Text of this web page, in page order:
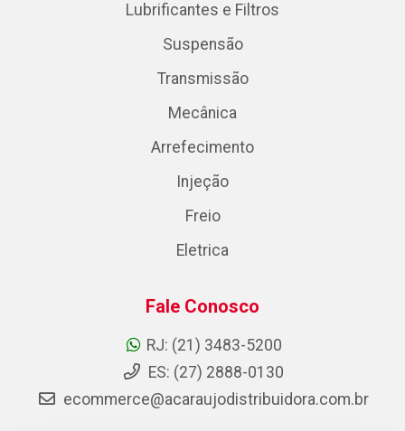
Lubrificantes e Filtros
Suspensão
Transmissão
Mecânica
Arrefecimento
Injeção
Freio
Eletrica
Fale Conosco
RJ: (21) 3483-5200
ES: (27) 2888-0130
ecommerce@acaraujodistribuidora.com.br